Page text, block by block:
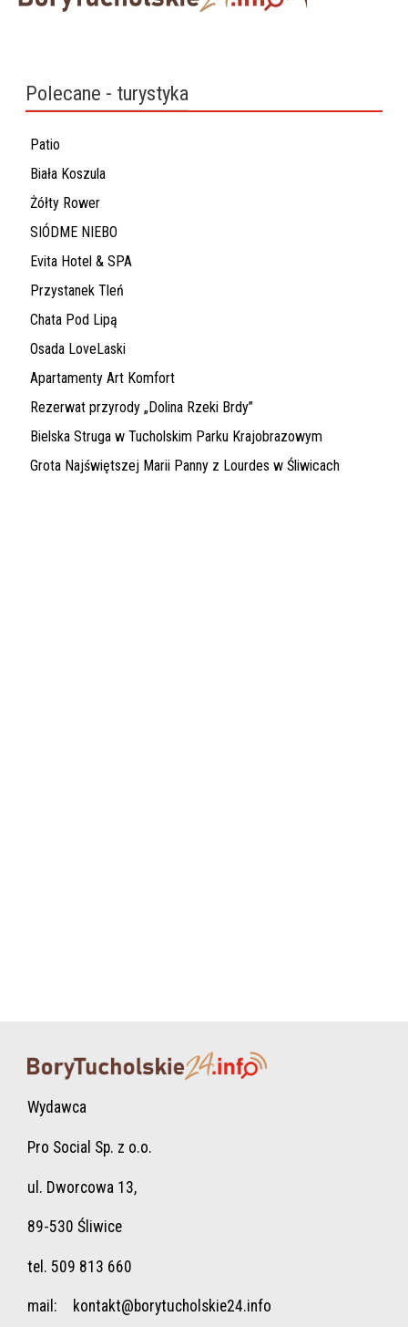
Polecane - turystyka
Patio
Biała Koszula
Żółty Rower
SIÓDME NIEBO
Evita Hotel & SPA
Przystanek Tleń
Chata Pod Lipą
Osada LoveLaski
Apartamenty Art Komfort
Rezerwat przyrody „Dolina Rzeki Brdy”
Bielska Struga w Tucholskim Parku Krajobrazowym
Grota Najświętszej Marii Panny z Lourdes w Śliwicach
Wydawca
Pro Social Sp. z o.o.
ul. Dworcowa 13,
89-530 Śliwice
tel. 509 813 660
mail: kontakt@borytucholskie24.info